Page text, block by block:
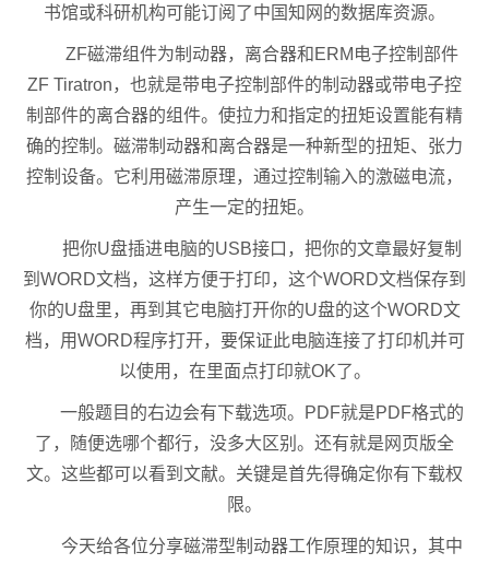
书馆或科研机构可能订阅了中国知网的数据库资源。
ZF磁滞组件为制动器，离合器和ERM电子控制部件
ZF Tiratron，也就是带电子控制部件的制动器或带电子控
制部件的离合器的组件。使拉力和指定的扭矩设置能有精
确的控制。磁滞制动器和离合器是一种新型的扭矩、张力
控制设备。它利用磁滞原理，通过控制输入的激磁电流，
产生一定的扭矩。
把你U盘插进电脑的USB接口，把你的文章最好复制
到WORD文档，这样方便于打印，这个WORD文档保存到
你的U盘里，再到其它电脑打开你的U盘的这个WORD文
档，用WORD程序打开，要保证此电脑连接了打印机并可
以使用，在里面点打印就OK了。
一般题目的右边会有下载选项。PDF就是PDF格式的
了，随便选哪个都行，没多大区别。还有就是网页版全
文。这些都可以看到文献。关键是首先得确定你有下载权
限。
今天给各位分享磁滞型制动器工作原理的知识，其中